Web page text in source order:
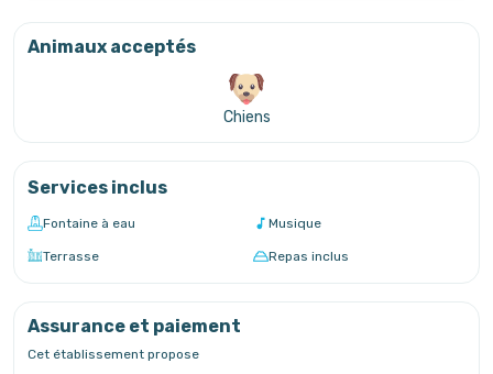
Animaux acceptés
Chiens
Services inclus
Fontaine à eau Musique
Terrasse Repas inclus
Assurance et paiement
Cet établissement propose